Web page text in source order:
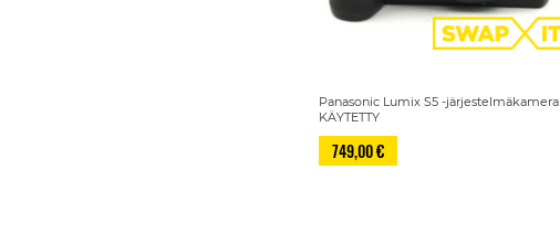
Panasonic Lumix S5 -järjestelmäkamera
KÄYTETTY
749,00 €